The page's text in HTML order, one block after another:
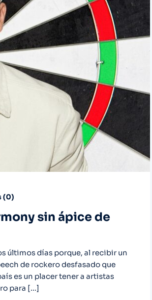
(0)
sin ápice de
últimos días porque, al recibir un
de rockero desfasado que
es un placer tener a artistas
para […]